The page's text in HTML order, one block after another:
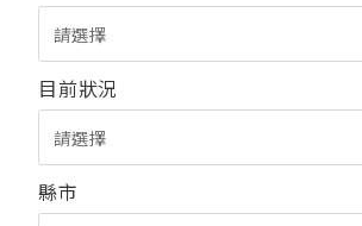
請選擇
目前狀況
請選擇
縣市